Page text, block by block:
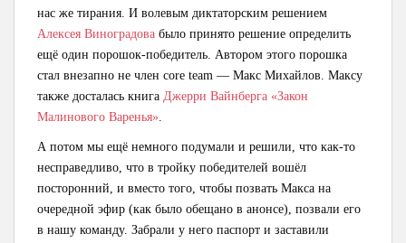
нас же тирания. И волевым диктаторским решением
Алексея Виноградова было принято решение определить
ещё один порошок-победитель. Автором этого порошка
стал внезапно не член core team — Макс Михайлов. Максу
также досталась книга Джерри Вайнберга «Закон
Малинового Варенья».
А потом мы ещё немного подумали и решили, что как-то
несправедливо, что в тройку победителей вошёл
посторонний, и вместо того, чтобы позвать Макса на
очередной эфир (как было обещано в анонсе), позвали его
в нашу команду. Забрали у него паспорт и заставили